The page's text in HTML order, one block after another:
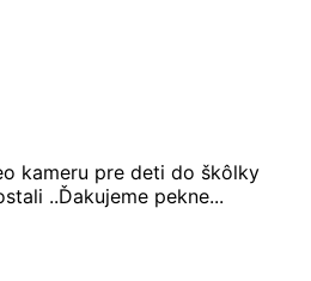
kameru pre deti do škôlky
..Ďakujeme pekne...